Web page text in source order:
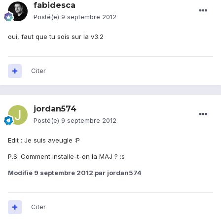
fabidesca
Posté(e) 9 septembre 2012
oui, faut que tu sois sur la v3.2
Citer
jordan574
Posté(e) 9 septembre 2012
Edit : Je suis aveugle :P
P.S. Comment installe-t-on la MAJ ? :s
Modifié 9 septembre 2012 par jordan574
Citer